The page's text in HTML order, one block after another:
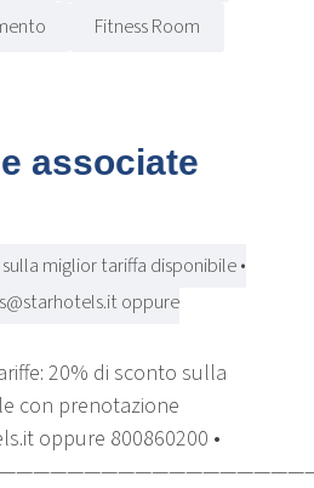
Fitness Room
associate
miglior tariffa disponibile •
oppure
20% di sconto sulla
con prenotazione
oppure 800860200 •